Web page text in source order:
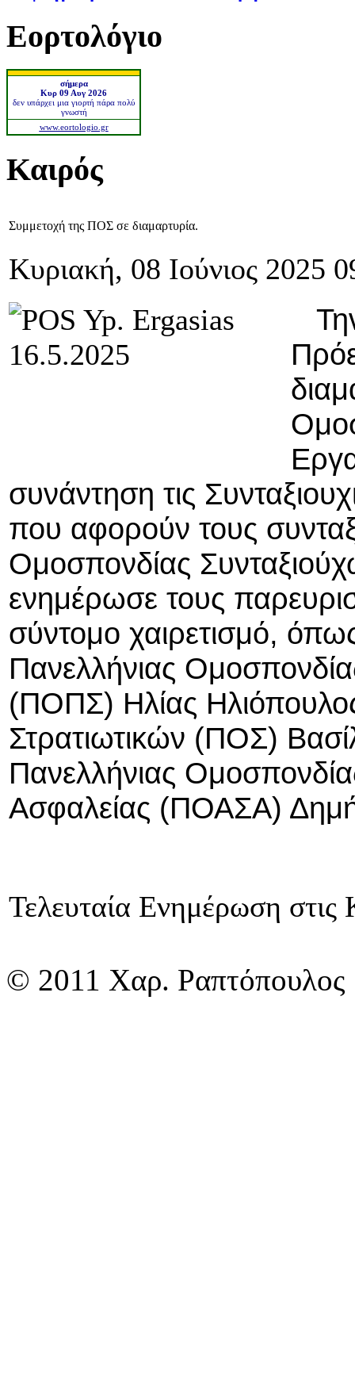
Εορτολόγιο
σήμερα
Κυρ 09 Αυγ 2026
δεν υπάρχει μια γιορτή πάρα πολύ
γνωστή
www.eortologio.gr
Καιρός
Συμμετοχή της ΠΟΣ σε διαμαρτυρία.
Κυριακή, 08 Ιούνιος 2025
συνάντηση τις
που αφορούν τους
Ομοσπονδίας
ενημέρωσε τους
σύντομο χαιρετισμό,
Πανελλήνιας
(ΠΟΠΣ) Ηλίας
Στρατιωτικών (ΠΟΣ)
Πανελλήνιας
Ασφαλείας (ΠΟΑΣΑ)
Τελευταία Ενημέρωση
© 2011 Χαρ. Ραπτόπουλος